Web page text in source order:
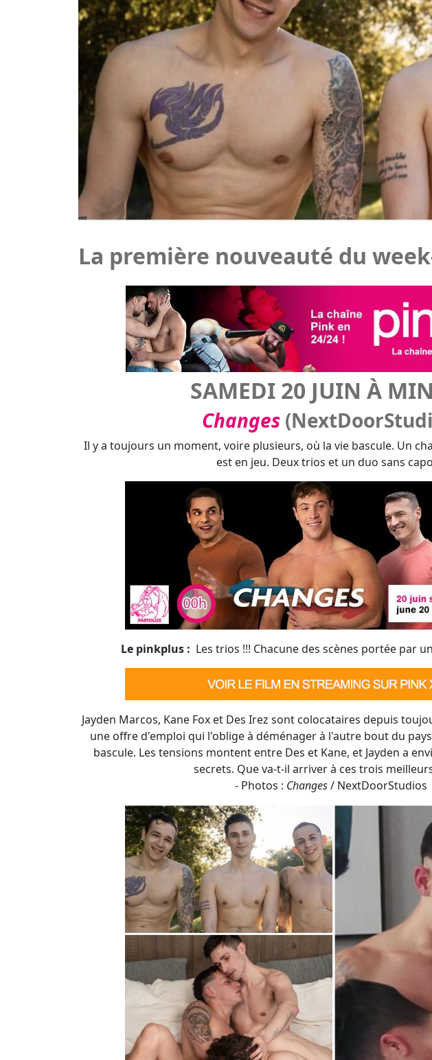
La première nouveauté du
SAMEDI 20 JUIN À
Changes
Il y a toujours un moment, voire plusieurs, où la vie bascule. Un
est en jeu. Deux trios et un duo sans
Le pinkplus :Les trios !!! Chacune des scènes portée par
Jayden Marcos, Kane Fox et Des Irez sont colocataires depuis
une offre d'emploi qui l'oblige à déménager à l'autre bout du pays
bascule. Les tensions montent entre Des et Kane, et Jayden a
- Photos :Changes/ NextDoorStudios